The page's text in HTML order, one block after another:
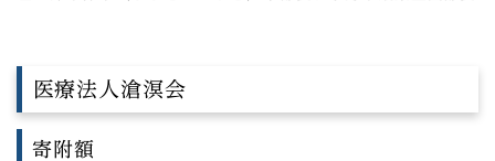
医療法人滄溟会
寄附額